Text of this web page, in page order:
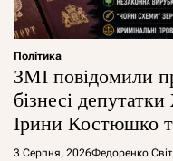
Політика
ЗМІ повідомили
бізнесі
Ірини Костюшко
арештувати її
3 Серпня, 2026Федоренко